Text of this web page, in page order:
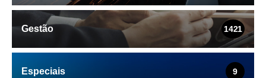
Gestão 1421
Especiais 9